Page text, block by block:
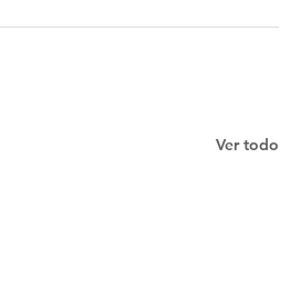
Ver todo